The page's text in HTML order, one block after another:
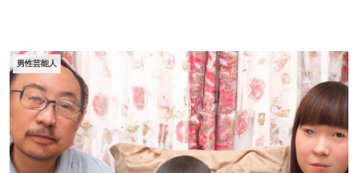
男性芸能人